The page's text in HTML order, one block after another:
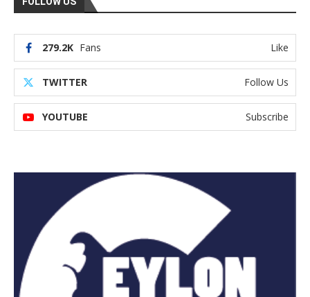
279.2K Fans Like
TWITTER Follow Us
YOUTUBE Subscribe